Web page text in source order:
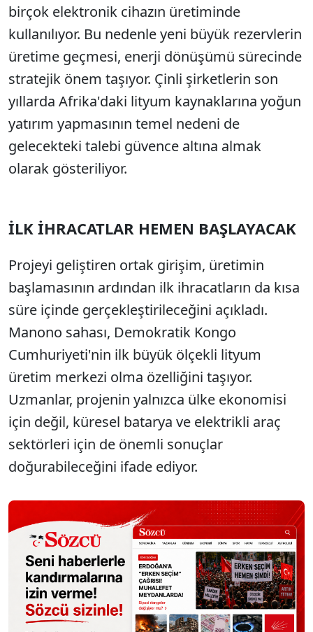
birçok elektronik cihazın üretiminde
kullanılıyor. Bu nedenle yeni büyük rezervlerin
üretime geçmesi, enerji dönüşümü sürecinde
stratejik önem taşıyor. Çinli şirketlerin son
yıllarda Afrika'daki lityum kaynaklarına yoğun
yatırım yapmasının temel nedeni de
gelecekteki talebi güvence altına almak
olarak gösteriliyor.
İLK İHRACATLAR HEMEN BAŞLAYACAK
Projeyi geliştiren ortak girişim, üretimin
başlamasının ardından ilk ihracatların da kısa
süre içinde gerçekleştirileceğini açıkladı.
Manono sahası, Demokratik Kongo
Cumhuriyeti'nin ilk büyük ölçekli lityum
üretim merkezi olma özelliğini taşıyor.
Uzmanlar, projenin yalnızca ülke ekonomisi
için değil, küresel batarya ve elektrikli araç
sektörleri için de önemli sonuçlar
doğurabileceğini ifade ediyor.